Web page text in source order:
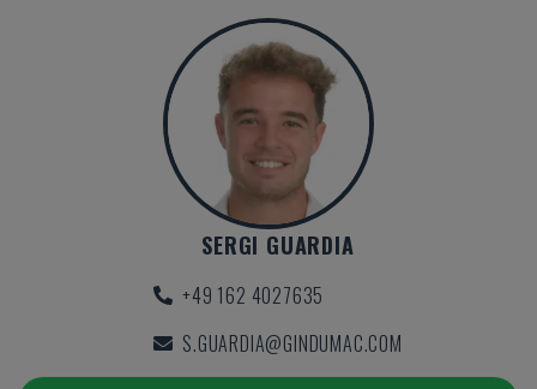
SERGI GUARDIA
+49 162 4027635
S.GUARDIA@GINDUMAC.COM